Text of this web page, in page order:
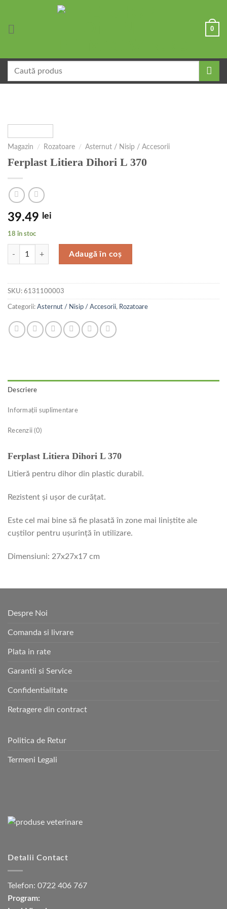
0
după:
Magazin / Rozatoare / Asternut / Nisip / Accesorii
Ferplast Litiera Dihori L 370
39.49 lei
18 în stoc
Cantitate Ferplast Litiera Dihori L 370
Adaugă în coș
SKU: 6131100003
Categorii: Asternut / Nisip / Accesorii, Rozatoare
Descriere
Informații suplimentare
Recenzii (0)
Ferplast Litiera Dihori L 370
Litieră pentru dihor din plastic durabil.
Rezistent și ușor de curățat.
Este cel mai bine să fie plasată în zone mai liniștite ale
cuștilor pentru ușurință în utilizare.
Dimensiuni: 27x27x17 cm
Despre Noi
Comanda si livrare
Plata in rate
Garantii si Service
Confidentialitate
Retragere din contract
Politica de Retur
Termeni Legali
Detalii Contact
Telefon: 0722 406 767
Program: